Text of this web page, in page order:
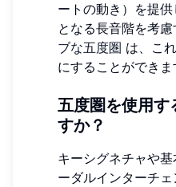
ートの動き）を提供
となる長音階を考慮
ブな五度圏 は、こ
にすることができま
五度圏を使用す
すか？
キーシグネチャや
ーダルインターチ